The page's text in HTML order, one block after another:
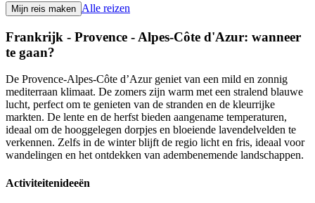
Mijn reis maken Alle reizen
Frankrijk - Provence - Alpes-Côte d'Azur: wanneer
te gaan?
De Provence-Alpes-Côte d’Azur geniet van een mild en zonnig
mediterraan klimaat. De zomers zijn warm met een stralend blauwe
lucht, perfect om te genieten van de stranden en de kleurrijke
markten. De lente en de herfst bieden aangename temperaturen,
ideaal om de hooggelegen dorpjes en bloeiende lavendelvelden te
verkennen. Zelfs in de winter blijft de regio licht en fris, ideaal voor
wandelingen en het ontdekken van adembenemende landschappen.
Activiteitenideeën